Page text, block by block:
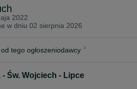
oraz zawartą umowę, które
żywych zwierząt.
POZOSTAŁE OGŁOSZENIA!
2022
w dniu 02 sierpnia 2026
tego ogłoszeniodawcy
- Św. Wojciech - Lipce